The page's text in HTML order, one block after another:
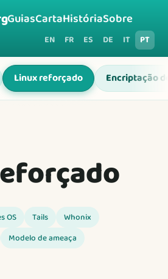
GuiasCartaHistóriaSobre
EN FR ES DE IT PT
Linux reforçado Encriptação
OS Tails
Whonix
Modelo de ameaça